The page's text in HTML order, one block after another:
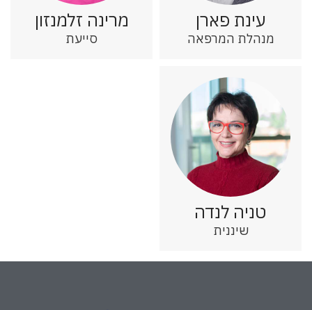
עינת פארן
מנהלת המרפאה
מרינה זלמנזון
סייעת
טניה לנדה
שיננית